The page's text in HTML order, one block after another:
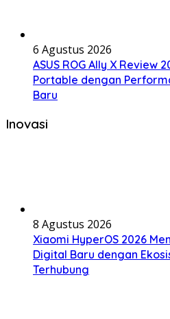
6 Agustus 2026
ASUS ROG Ally X Review
Portable dengan
Baru
Inovasi
8 Agustus 2026
Xiaomi HyperOS 2026
Digital Baru dengan
Terhubung